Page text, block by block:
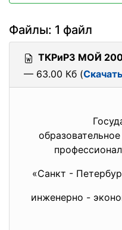
Файлы: 1 файл
ТКРиРЗ МОЙ
— 63.00 Кб (
«Санкт -
инженерно -